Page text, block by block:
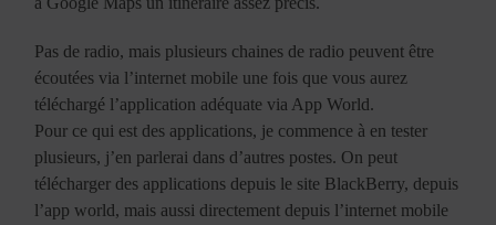
Pas de radio, mais plusieurs chaines de radio peuvent être
écoutées via l’internet mobile une fois que vous aurez
téléchargé l’application adéquate via App World.
Pour ce qui est des applications, je commence à en tester
plusieurs, j’en parlerai dans d’autres postes. On peut
télécharger des applications depuis le site BlackBerry, depuis
l’app world, mais aussi directement depuis l’internet mobile